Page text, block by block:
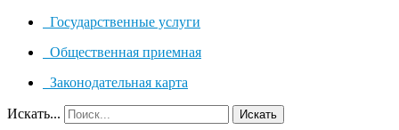
Государственные услуги
Общественная приемная
Законодательная карта
Искать... Искать